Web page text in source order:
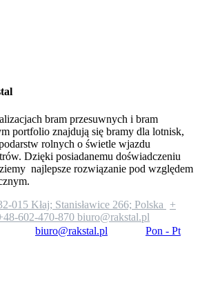
bram przesuwnych i bram
portfolio znajdują się bramy dla lotnisk,
rolnych o świetle wjazdu
Dzięki posiadanemu doświadczeniu
najlepsze rozwiązanie pod względem
015 Kłaj; Stanisławice 266; Polska
+
602-470-870 biuro@rakstal.pl
biuro@rakstal.pl
Pon - Pt